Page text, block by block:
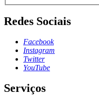
Redes Sociais
Facebook
Instagram
Twitter
YouTube
Serviços